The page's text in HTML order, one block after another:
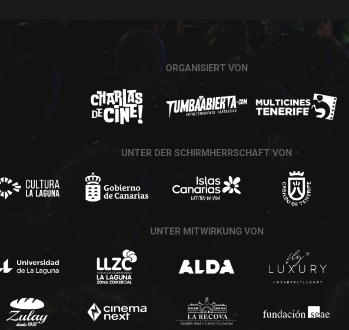
ORGANISIERT VON
UNTER DER SCHIRMHERRSCHAFT VON
UNTER MITWIRKUNG VON